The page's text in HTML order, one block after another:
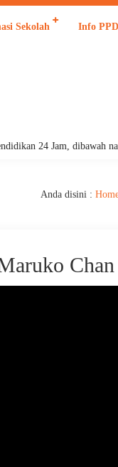
Sekolah Info
24 Jam, dibawah
Anda disini :
Chan